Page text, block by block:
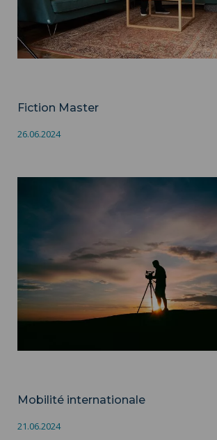
Fiction Master
26.06.2024
Mobilité internationale ">
Mobilité internationale
21.06.2024